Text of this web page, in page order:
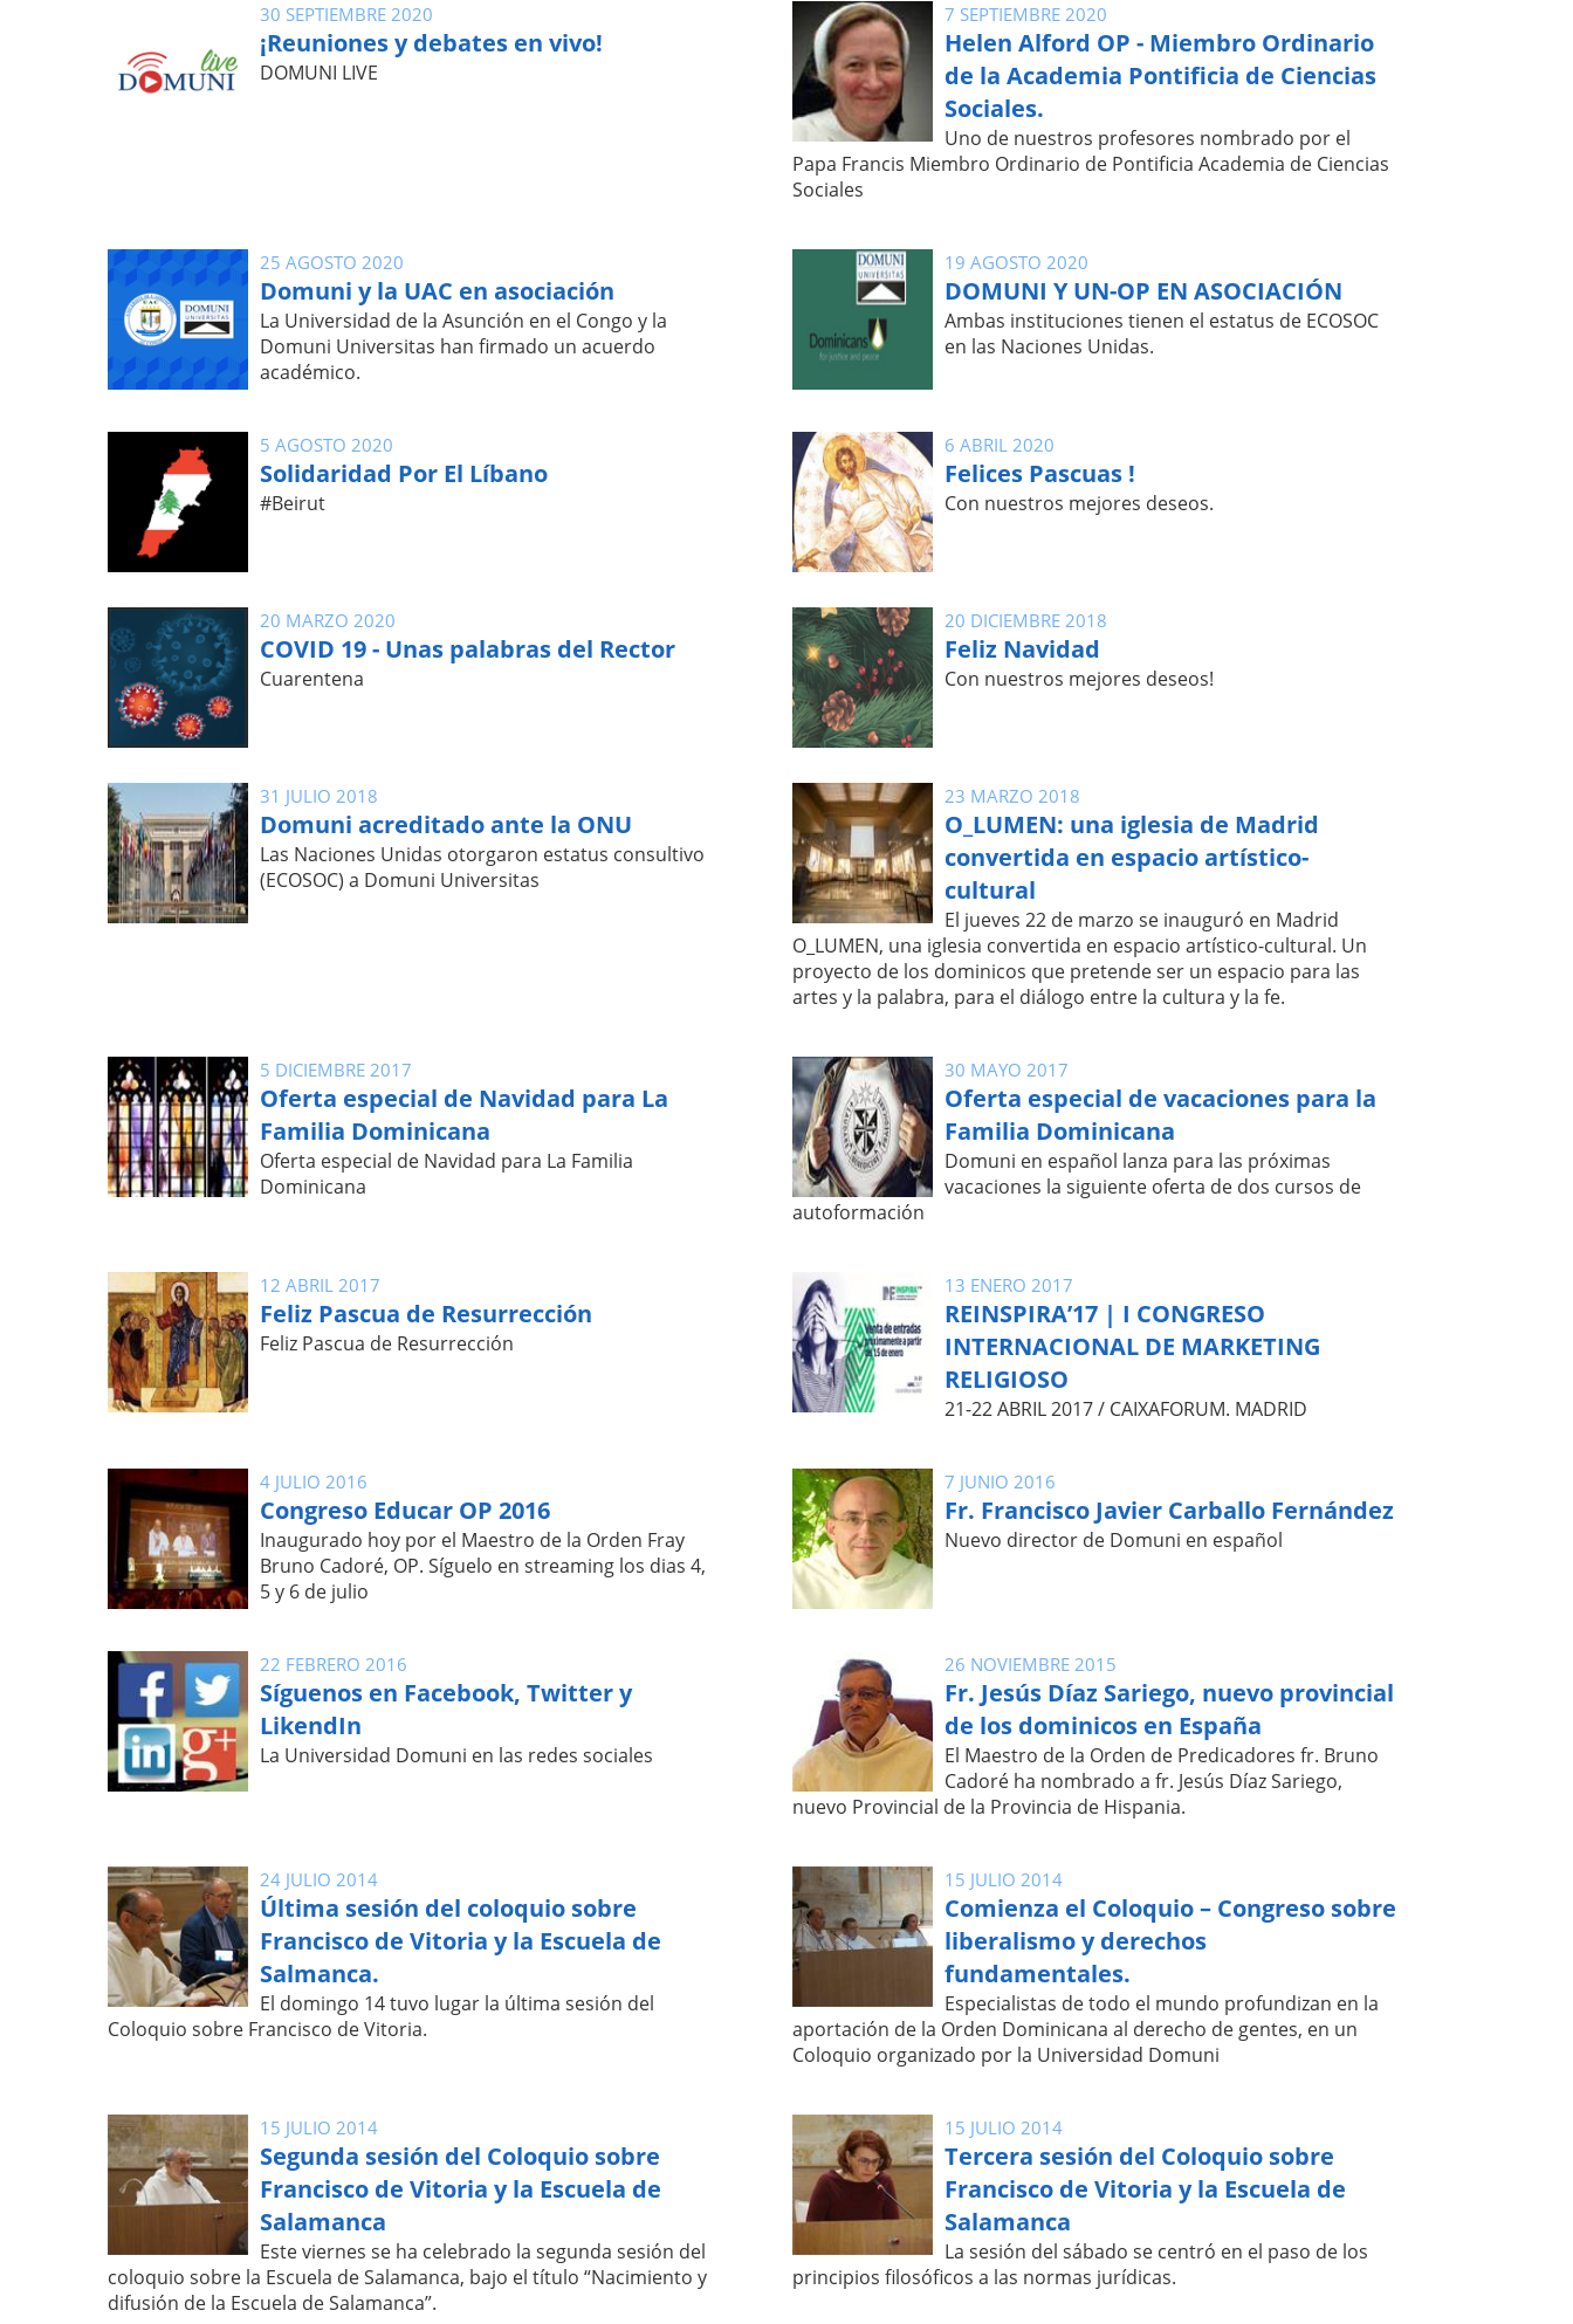
30 SEPTIEMBRE 2020
¡Reuniones y debates en vivo!
DOMUNI LIVE
7 SEPTIEMBRE 2020
Helen Alford OP - Miembro Ordinario
de la Academia Pontificia de Ciencias
Sociales.
Uno de nuestros profesores nombrado por el
Papa Francis Miembro Ordinario de Pontificia Academia de Ciencias
Sociales
25 AGOSTO 2020
Domuni y la UAC en asociación
La Universidad de la Asunción en el Congo y la
Domuni Universitas han firmado un acuerdo
académico.
19 AGOSTO 2020
DOMUNI Y UN-OP EN ASOCIACIÓN
Ambas instituciones tienen el estatus de ECOSOC
en las Naciones Unidas.
5 AGOSTO 2020
Solidaridad Por El Líbano
#Beirut
6 ABRIL 2020
Felices Pascuas !
Con nuestros mejores deseos.
20 MARZO 2020
COVID 19 - Unas palabras del Rector
Cuarentena
20 DICIEMBRE 2018
Feliz Navidad
Con nuestros mejores deseos!
31 JULIO 2018
Domuni acreditado ante la ONU
Las Naciones Unidas otorgaron estatus consultivo
(ECOSOC) a Domuni Universitas
23 MARZO 2018
O_LUMEN: una iglesia de Madrid
convertida en espacio artístico-
cultural
El jueves 22 de marzo se inauguró en Madrid
O_LUMEN, una iglesia convertida en espacio artístico-cultural. Un
proyecto de los dominicos que pretende ser un espacio para las
artes y la palabra, para el diálogo entre la cultura y la fe.
5 DICIEMBRE 2017
Oferta especial de Navidad para La
Familia Dominicana
Oferta especial de Navidad para La Familia
Dominicana
30 MAYO 2017
Oferta especial de vacaciones para la
Familia Dominicana
Domuni en español lanza para las próximas
vacaciones la siguiente oferta de dos cursos de
autoformación
12 ABRIL 2017
Feliz Pascua de Resurrección
Feliz Pascua de Resurrección
13 ENERO 2017
REINSPIRA’17 | I CONGRESO
INTERNACIONAL DE MARKETING
RELIGIOSO
21-22 ABRIL 2017 / CAIXAFORUM. MADRID
4 JULIO 2016
Congreso Educar OP 2016
Inaugurado hoy por el Maestro de la Orden Fray
Bruno Cadoré, OP. Síguelo en streaming los dias 4,
5 y 6 de julio
7 JUNIO 2016
Fr. Francisco Javier Carballo Fernández
Nuevo director de Domuni en español
22 FEBRERO 2016
Síguenos en Facebook, Twitter y
LikendIn
La Universidad Domuni en las redes sociales
26 NOVIEMBRE 2015
Fr. Jesús Díaz Sariego, nuevo provincial
de los dominicos en España
El Maestro de la Orden de Predicadores fr. Bruno
Cadoré ha nombrado a fr. Jesús Díaz Sariego,
nuevo Provincial de la Provincia de Hispania.
24 JULIO 2014
Última sesión del coloquio sobre
Francisco de Vitoria y la Escuela de
Salmanca.
El domingo 14 tuvo lugar la última sesión del
Coloquio sobre Francisco de Vitoria.
15 JULIO 2014
Comienza el Coloquio – Congreso sobre
liberalismo y derechos
fundamentales.
Especialistas de todo el mundo profundizan en la
aportación de la Orden Dominicana al derecho de gentes, en un
Coloquio organizado por la Universidad Domuni
15 JULIO 2014
Segunda sesión del Coloquio sobre
Francisco de Vitoria y la Escuela de
Salamanca
Este viernes se ha celebrado la segunda sesión del
coloquio sobre la Escuela de Salamanca, bajo el título “Nacimiento y
difusión de la Escuela de Salamanca”.
15 JULIO 2014
Tercera sesión del Coloquio sobre
Francisco de Vitoria y la Escuela de
Salamanca
La sesión del sábado se centró en el paso de los
principios filosóficos a las normas jurídicas.